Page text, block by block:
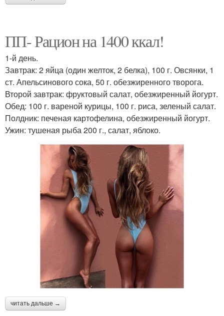
ПП- Рацион на 1400 ккал!
1-й день.
Завтрак: 2 яйца (один желток, 2 белка), 100 г. Овсянки, 1
ст. Апельсинового сока, 50 г. обезжиренного творога.
Второй завтрак: фруктовый салат, обезжиренный йогурт.
Обед: 100 г. вареной курицы, 100 г. риса, зеленый салат.
Полдник: печеная картофелина, обезжиренный йогурт.
Ужин: тушеная рыба 200 г., салат, яблоко.
читать дальше →